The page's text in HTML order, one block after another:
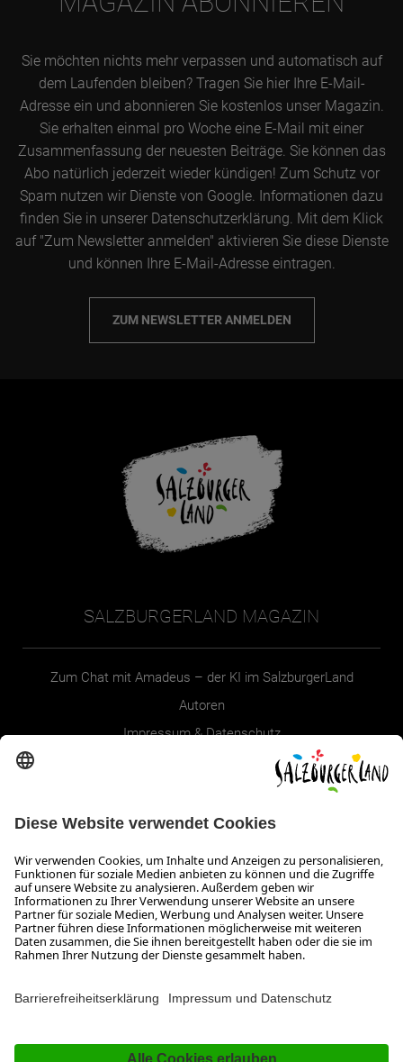
Sie möchten nichts mehr verpassen und automatisch auf
dem Laufenden bleiben? Tragen Sie hier Ihre E-Mail-
Adresse ein und abonnieren Sie kostenlos unser Magazin.
Sie erhalten einmal pro Woche eine E-Mail mit einer
Zusammenfassung der neuesten Beiträge. Sie können das
Abo natürlich jederzeit wieder kündigen! Zum Schutz vor
Spam nutzen wir Dienste von Google. Informationen dazu
finden Sie in unserer Datenschutzerklärung. Mit dem Klick
auf "Zum Newsletter anmelden" aktivieren Sie diese Dienste
und können Ihre E-Mail-Adresse eintragen.
ZUM NEWSLETTER ANMELDEN
SALZBURGERLAND MAGAZIN
Zum Chat mit Amadeus – der KI im SalzburgerLand
Autoren
Impressum & Datenschutz
Erklärung zur Barrierefreiheit Magazin
SALZBURGERLAND
Infos zum Urlaub im SalzburgerLand
Veranstaltungen im SalzburgerLand
Aktuelle Urlaubsangebote
Presse